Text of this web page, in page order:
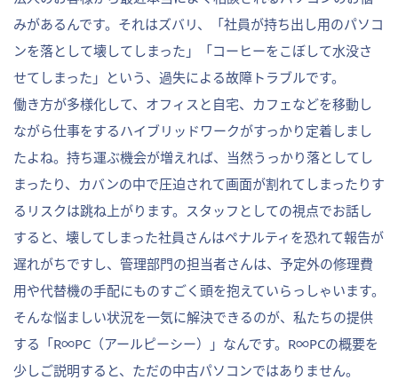
みがあるんです。それはズバリ、「社員が持ち出し用のパソコ
ンを落として壊してしまった」「コーヒーをこぼして水没さ
せてしまった」という、過失による故障トラブルです。
働き方が多様化して、オフィスと自宅、カフェなどを移動し
ながら仕事をするハイブリッドワークがすっかり定着しまし
たよね。持ち運ぶ機会が増えれば、当然うっかり落としてし
まったり、カバンの中で圧迫されて画面が割れてしまったりす
るリスクは跳ね上がります。スタッフとしての視点でお話し
すると、壊してしまった社員さんはペナルティを恐れて報告が
遅れがちですし、管理部門の担当者さんは、予定外の修理費
用や代替機の手配にものすごく頭を抱えていらっしゃいます。
そんな悩ましい状況を一気に解決できるのが、私たちの提供
する「R∞PC（アールピーシー）」なんです。R∞PCの概要を
少しご説明すると、ただの中古パソコンではありません。